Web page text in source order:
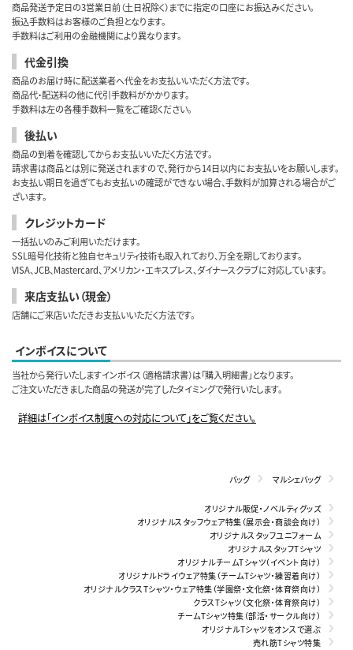
商品発送予定日の3営業日前（土日祝除く）までに指定の口座にお振込みください。
振込手数料はお客様のご負担となります。
手数料はご利用の金融機関により異なります。
代金引換
商品のお届け時に配送業者へ代金をお支払いいただく方法です。
商品代・配送料の他に代引手数料がかかります。
手数料は左の各種手数料一覧をご確認ください。
後払い
商品の到着を確認してからお支払いいただく方法です。
請求書は商品とは別に発送されますので、発行から14日以内にお支払いをお願いします。
お支払い期日を過ぎてもお支払いの確認ができない場合、手数料が加算される場合がご
ざいます。
クレジットカード
一括払いのみご利用いただけます。
SSL暗号化技術と独自セキュリティ技術も取入れており、万全を期しております。
VISA、JCB、Mastercard、アメリカン・エキスプレス、ダイナースクラブに対応しています。
来店支払い（現金）
店舗にご来店いただきお支払いいただく方法です。
インボイスについて
当社から発行いたしますインボイス（適格請求書）は「購入明細書」となります。
ご注文いただきました商品の発送が完了したタイミングで発行いたします。
詳細は「インボイス制度への対応について」をご覧ください。
バッグ マルシェバッグ
オリジナル販促・ノベルティグッズ
オリジナルスタッフウェア特集（展示会・商談会向け）
オリジナルスタッフユニフォーム
オリジナルスタッフTシャツ
オリジナルチームTシャツ（イベント向け）
オリジナルドライウェア特集（チームTシャツ・練習着向け）
オリジナルクラスTシャツ・ウェア特集（学園祭・文化祭・体育祭向け）
クラスTシャツ（文化祭・体育祭向け）
チームTシャツ特集（部活・サークル向け）
オリジナルTシャツをオンスで選ぶ
売れ筋Tシャツ特集